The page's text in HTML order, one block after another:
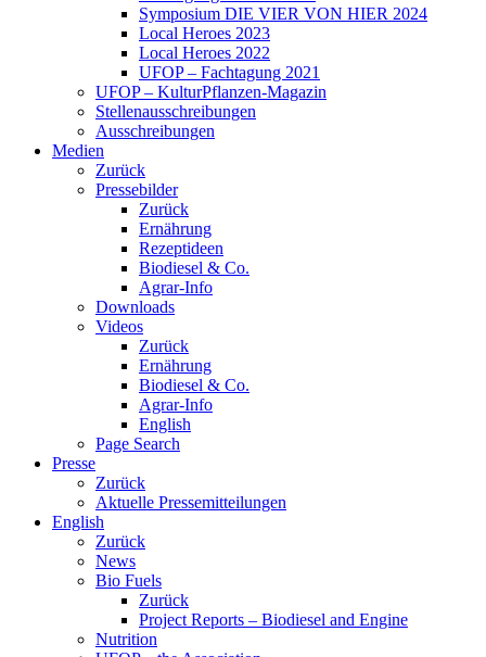
Symposium DIE VIER VON HIER 2024
Local Heroes 2023
Local Heroes 2022
UFOP – Fachtagung 2021
UFOP – KulturPflanzen-Magazin
Stellenausschreibungen
Ausschreibungen
Medien
Zurück
Pressebilder
Zurück
Ernährung
Rezeptideen
Biodiesel & Co.
Agrar-Info
Downloads
Videos
Zurück
Ernährung
Biodiesel & Co.
Agrar-Info
English
Page Search
Presse
Zurück
Aktuelle Pressemitteilungen
English
Zurück
News
Bio Fuels
Zurück
Project Reports – Biodiesel and Engine
Nutrition